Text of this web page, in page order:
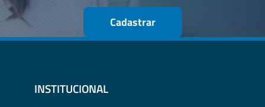
Cadastrar
INSTITUCIONAL